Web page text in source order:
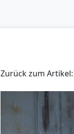
Zurück zum Artikel: